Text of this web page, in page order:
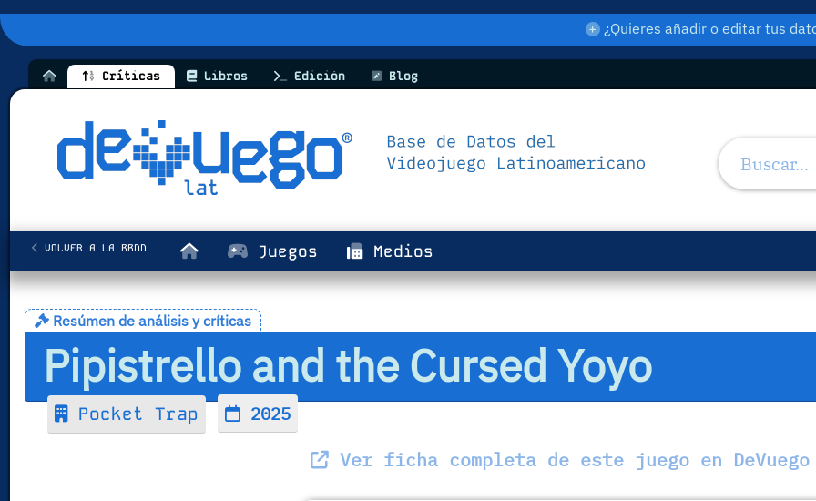
¿Quieres añadir o editar tus
Críticas Libros Edición Blog
Juegos Medios
VOLVER A LA BBDD
Resúmen de análisis y críticas
Pipistrello and the Cursed Yoyo
Pocket Trap 2025
Ver ficha completa de este juego en DeVuego